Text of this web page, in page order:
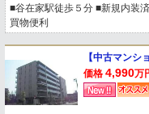
■谷在家駅徒歩５分 ■新規内装
買物便利
【中古マン
価格 4,990万